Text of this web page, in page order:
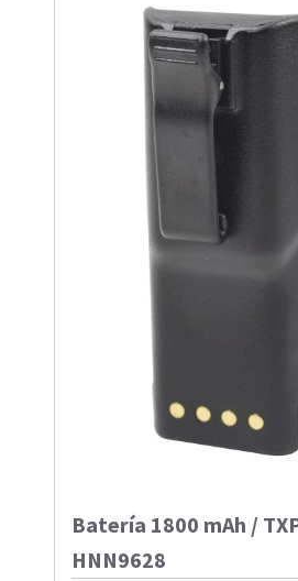
Batería 1800 mAh /
HNN9628